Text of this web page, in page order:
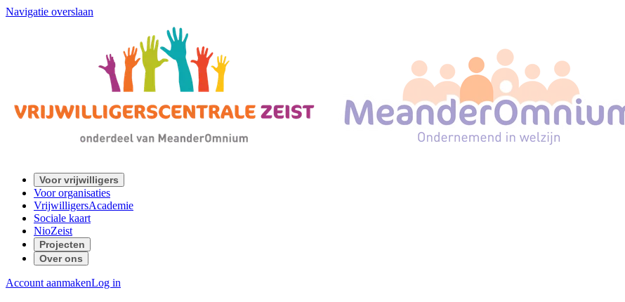
Navigatie overslaan
Voor vrijwilligers
Voor organisaties
VrijwilligersAcademie
Sociale kaart
NioZeist
Projecten
Over ons
Account aanmakenLog in